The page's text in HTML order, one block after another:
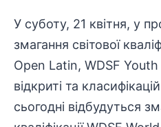
У суботу, 21 квітня, у
змагання світової
Open Latin, WDSF
відкриті та
сьогодні відбудуться